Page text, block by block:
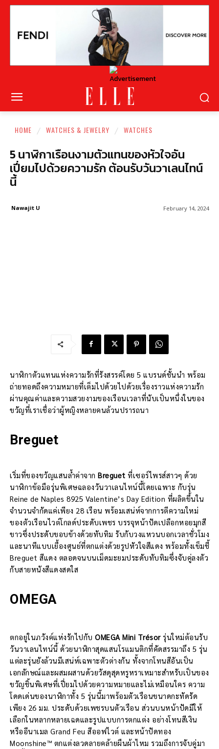
HOME WATCHES & JEWELRY WATCHES
5 นาฬิกาเรือนงามตัวแทนของหัวใจอัน
เปี่ยมไปด้วยความรัก ต้อนรับวันวาเลนไทน์
นี้
February 14, 2024
Nawajit U
นาฬิกาตัวแทนแห่งความรักที่รังสรรค์โดย 5 แบรนด์ชั้นนำ พร้อม
ถ่ายทอดถึงความหมายที่เต็มไปด้วยไปด้วยเรื่องราวแห่งความรัก
ผ่านคุณค่าและความสวยงามของเรือนเวลาที่นับเป็นหนึ่งในของ
ขวัญที่เราเชื่อว่าผู้หญิงหลายคนล้วนปรารถนา
Breguet
เริ่มที่ของขวัญแสนล้ำค่าจาก Breguet ที่เซอร์ไพรส์สาวๆ ด้วย
นาฬิกาข้อมือรุ่นพิเศษฉลองวันวาเลนไทน์นี้โดยเฉพาะ กับรุ่น
Reine de Naples 8925 Valentine’s Day Edition ที่ผลิตขึ้นใน
จำนวนจำกัดแค่เพียง 28 เรือน พร้อมเสน่ห์จากการตีความใหม่
ของตัวเรือนไวต์โกลด์ประดับเพชร บรรจุหน้าปัดเปลือกหอยมุกสี
ขาวซึ่งประดับขอบข้างด้วยทับทิม รับกับวงแหวนบอกเวลาชั่วโมง
และนาทีแบบเยื้องศูนย์ที่ตกแต่งด้วยรูปหัวใจสีแดง พร้อมทั้งเข็มชี้
Breguet สีแดง ตลอดจนบนเม็ดมะยมประดับทับทิมซึ่งจับคู่ลงตัว
กับสายหนังสีแดงสดใส
OMEGA
ตกอยู่ในภวังค์แห่งรักไปกับ OMEGA Mini Trésorรุ่นใหม่ต้อนรับ
วันวาเลนไทน์นี้ ด้วยนาฬิกาสุดแสนโรแมนติกที่คัดสรรมาถึง 5 รุ่น
แต่ละรุ่นยังล้วนมีเสน่ห์เฉพาะตัวต่างกัน ทั้งจากโทนสีอันเป็น
เอกลักษณ์และผสมผสานด้วยวัสดุสุดหรูหราเหมาะสำหรับเป็นของ
ขวัญชิ้นพิเศษที่เปี่ยมไปด้วยความหมายและไม่เหมือนใคร ความ
โดดเด่นของนาฬิกาทั้ง 5 รุ่นนี้มาพร้อมตัวเรือนขนาดกะทัดรัด
เพียง 26 มม. ประดับด้วยเพชรบนตัวเรือน ส่วนบนหน้าปัดมีให้
เลือกในหลากหลายเฉดและรูปแบบการตกแต่ง อย่างโทนสีเงิน
หรืออีนาเมล Grand Feu สีออฟไวต์ และหน้าปัดทอง
Moonshine™ ตกแต่งลวดลายคล้ายผืนผ้าไหม รวมถึงการจับคู่มา